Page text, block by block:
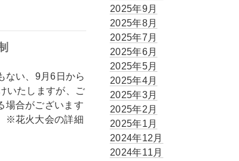
ない、9月6日から
いたしますが、ご
場合がございます
※花火大会の詳細
2025年9月
2025年8月
2025年7月
2025年6月
2025年5月
2025年4月
2025年3月
2025年2月
2025年1月
2024年12月
2024年11月